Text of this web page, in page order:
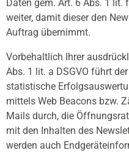
Daten gem. Art. 6 Abs. 1 lit.
weiter, damit dieser den
Auftrag übernimmt.
Vorbehaltlich Ihrer
Abs. 1 lit. a DSGVO führt
statistische
mittels Web Beacons bzw.
Mails durch, die
mit den Inhalten des
werden auch